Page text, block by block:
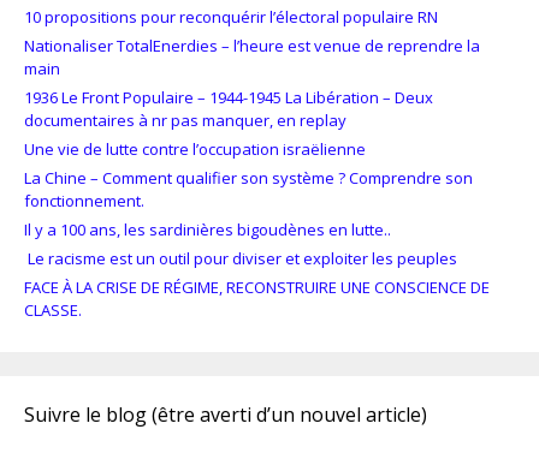
10 propositions pour reconquérir l’électoral populaire RN
Nationaliser TotalEnerdies – l’heure est venue de reprendre la
main
1936 Le Front Populaire – 1944-1945 La Libération – Deux
documentaires à nr pas manquer, en replay
Une vie de lutte contre l’occupation israëlienne
La Chine – Comment qualifier son système ? Comprendre son
fonctionnement.
Il y a 100 ans, les sardinières bigoudènes en lutte..
Le racisme est un outil pour diviser et exploiter les peuples
FACE À LA CRISE DE RÉGIME, RECONSTRUIRE UNE CONSCIENCE DE
CLASSE.
Suivre le blog (être averti d’un nouvel article)